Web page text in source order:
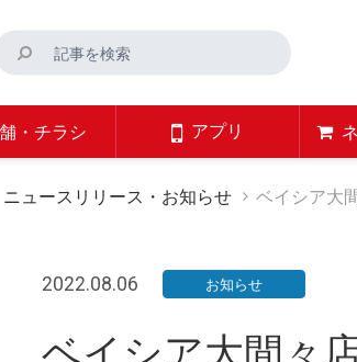
・チラシ アプリ
ニュースリリース・お知らせ ベイシア大
2022.08.06 お知らせ
ベイシア大間々